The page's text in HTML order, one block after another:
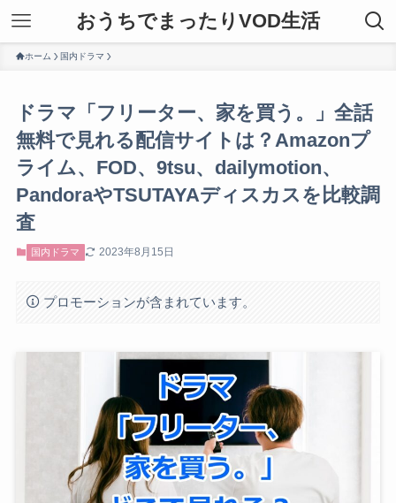
おうちでまったりVOD生活
ホーム 国内ドラマ
ドラマ「フリーター、家を買う。」全話
無料で見れる配信サイトは？Amazonプ
ライム、FOD、9tsu、dailymotion、
PandoraやTSUTAYAディスカスを比較調
査
国内ドラマ 2023年8月15日
プロモーションが含まれています。